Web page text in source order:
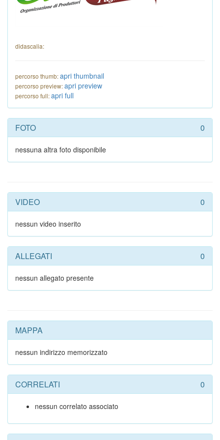
didascalia:
percorso thumb:apri thumbnail
percorso preview:apri preview
percorso full:apri full
FOTO 0
nessuna altra foto disponibile
VIDEO 0
nessun video inserito
ALLEGATI 0
nessun allegato presente
MAPPA
nessun indirizzo memorizzato
CORRELATI 0
nessun correlato associato